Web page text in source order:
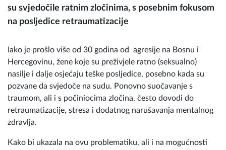
su svjedočile ratnim zločinima, s posebnim fokusom
na posljedice retraumatizacije
Iako je prošlo više od 30 godina od agresije na Bosnu i
Hercegovinu, žene koje su preživjele ratno (seksualno)
nasilje i dalje osjećaju teške posljedice, posebno kada su
pozvane da svjedoče na sudu. Ponovno suočavanje s
traumom, ali i s počiniocima zločina, često dovodi do
retraumatizacije, stresa i dodatnog narušavanja mentalnog
zdravlja.
Kako bi ukazala na ovu problematiku, ali i na mogućnosti